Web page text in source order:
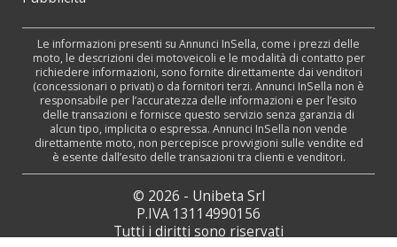
Le informazioni presenti su Annunci InSella, come i prezzi delle
moto, le descrizioni dei motoveicoli e le modalità di contatto per
richiedere informazioni, sono fornite direttamente dai venditori
(concessionari o privati) o da fornitori terzi. Annunci InSella non è
responsabile per l’accuratezza delle informazioni e per l’esito
delle transazioni e fornisce questo servizio senza garanzia di
alcun tipo, implicita o espressa. Annunci InSella non vende
direttamente moto, non percepisce provvigioni sulle vendite ed
è esente dall’esito delle transazioni tra clienti e venditori.
© 2026 - Unibeta Srl
P.IVA 13114990156
Tutti i diritti sono riservati